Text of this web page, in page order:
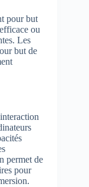
pour but
ou
Les
but de
permet de
pour